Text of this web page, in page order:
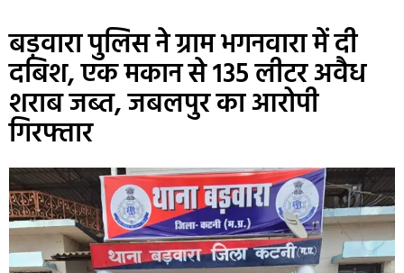
बड़वारा पुलिस ने ग्राम भगनवारा में दी
दबिश, एक मकान से 135 लीटर अवैध
शराब जब्त, जबलपुर का आरोपी
गिरफ्तार